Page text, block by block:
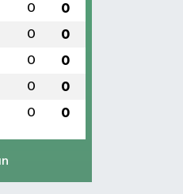
0 0
0 0
0 0
0 0
0 0